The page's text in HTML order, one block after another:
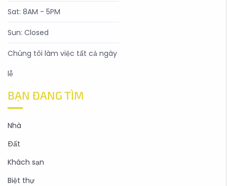
Sat: 8AM - 5PM
Sun: Closed
Chúng tôi làm việc tất cả ngày
lễ
BẠN ĐANG TÌM
Nhà
Đất
Khách sạn
Biệt thự